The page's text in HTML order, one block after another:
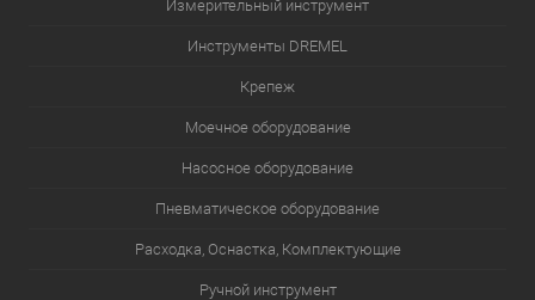
Измерительный инструмент
Инструменты DREMEL
Крепеж
Моечное оборудование
Насосное оборудование
Пневматическое оборудование
Расходка, Оснастка, Комплектующие
Ручной инструмент